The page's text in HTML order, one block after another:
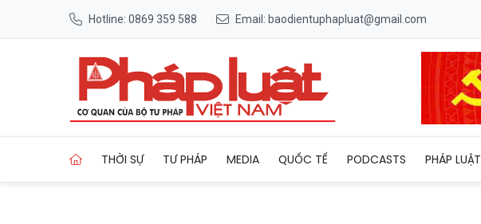
Hotline: 0869 359 588 Email: baodientuphapluat@gmail.com
THỜI SỰ TƯ PHÁP MEDIA QUỐC TẾ PODCASTS PHÁP LUẬT